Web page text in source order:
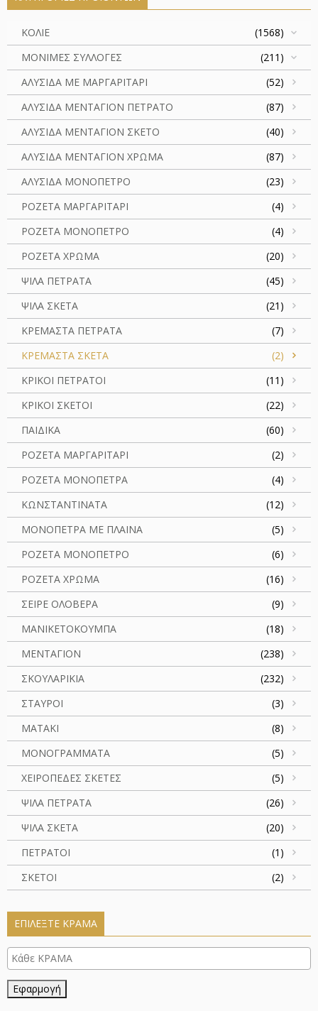
ΚΟΛΙΕ
(1568)
ΜΟΝΙΜΕΣ ΣΥΛΛΟΓΕΣ
(211)
ΑΛΥΣΙΔΑ ΜΕ ΜΑΡΓΑΡΙΤΑΡΙ
(52)
ΑΛΥΣΙΔΑ ΜΕΝΤΑΓΙΟΝ ΠΕΤΡΑΤΟ
(87)
ΑΛΥΣΙΔΑ ΜΕΝΤΑΓΙΟΝ ΣΚΕΤΟ
(40)
ΑΛΥΣΙΔΑ ΜΕΝΤΑΓΙΟΝ ΧΡΩΜΑ
(87)
ΑΛΥΣΙΔΑ ΜΟΝΟΠΕΤΡΟ
(23)
ΡΟΖΕΤΑ ΜΑΡΓΑΡΙΤΑΡΙ
(4)
ΡΟΖΕΤΑ ΜΟΝΟΠΕΤΡΟ
(4)
ΡΟΖΕΤΑ ΧΡΩΜΑ
(20)
ΨΙΛΑ ΠΕΤΡΑΤΑ
(45)
ΨΙΛΑ ΣΚΕΤΑ
(21)
ΚΡΕΜΑΣΤΑ ΠΕΤΡΑΤΑ
(7)
ΚΡΕΜΑΣΤΑ ΣΚΕΤΑ
(2)
ΚΡΙΚΟΙ ΠΕΤΡΑΤΟΙ
(11)
ΚΡΙΚΟΙ ΣΚΕΤΟΙ
(22)
ΠΑΙΔΙΚΑ
(60)
ΡΟΖΕΤΑ ΜΑΡΓΑΡΙΤΑΡΙ
(2)
ΡΟΖΕΤΑ ΜΟΝΟΠΕΤΡΑ
(4)
ΚΩΝΣΤΑΝΤΙΝΑΤΑ
(12)
ΜΟΝΟΠΕΤΡΑ ΜΕ ΠΛΑΙΝΑ
(5)
ΡΟΖΕΤΑ ΜΟΝΟΠΕΤΡΟ
(6)
ΡΟΖΕΤΑ ΧΡΩΜΑ
(16)
ΣΕΙΡΕ ΟΛΟΒΕΡΑ
(9)
ΜΑΝΙΚΕΤΟΚΟΥΜΠΑ
(18)
ΜΕΝΤΑΓΙΟΝ
(238)
ΣΚΟΥΛΑΡΙΚΙΑ
(232)
ΣΤΑΥΡΟΙ
(3)
ΜΑΤΑΚΙ
(8)
ΜΟΝΟΓΡΑΜΜΑΤΑ
(5)
ΧΕΙΡΟΠΕΔΕΣ ΣΚΕΤΕΣ
(5)
ΨΙΛΑ ΠΕΤΡΑΤΑ
(26)
ΨΙΛΑ ΣΚΕΤΑ
(20)
ΠΕΤΡΑΤΟΙ
(1)
ΣΚΕΤΟΙ
(2)
ΕΠΙΛΈΞΤΕ ΚΡΆΜΑ
Εφαρμογή